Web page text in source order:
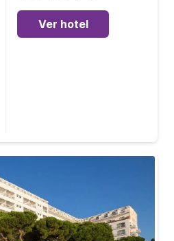
Ver hotel